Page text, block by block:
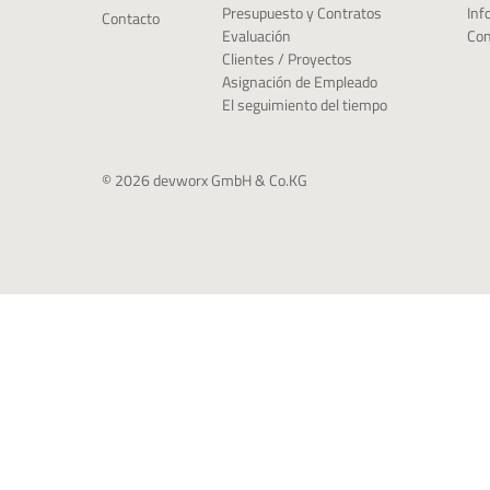
Contacto
Presupuesto y Contratos
Evaluación
Clientes / Proyectos
Asignación de Empleado
El seguimiento del tiempo
© 2026 devworx GmbH & Co.KG